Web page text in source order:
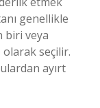
genellikle
biri veya
seçilir.
ayırt